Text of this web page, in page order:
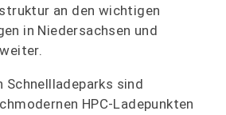
an den wichtigen
in Niedersachsen und
Schnellladeparks sind
HPC-Ladepunkten